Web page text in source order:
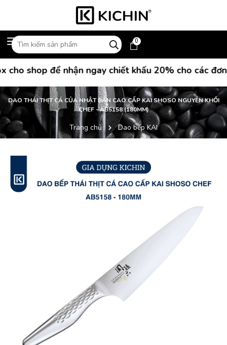
0
shop để nhận ngay chiết khấu 20% cho các đơn
DAO THÁI THỊT CÁ CỦA NHẬT BẢN CAO CẤP KAI SHOSO NGUYÊN KHỐI
CHEF - AB5158 (180MM)
Trang chủ Dao bếp KAI